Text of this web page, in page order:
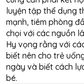
luyện tập thể dụng
mạnh, tiêm phòng
chọi với các nguồn
Hy vọng rằng với
biết nên cho trẻ
ngày và biết cách
bé.